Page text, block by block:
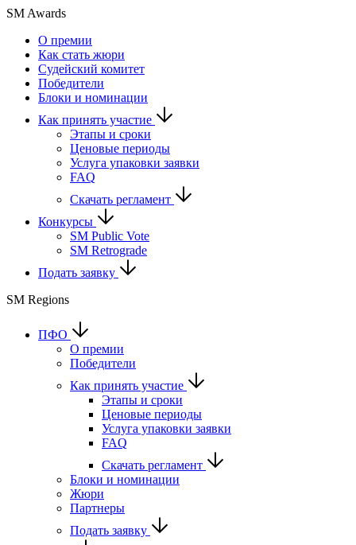
SM Awards
О премии
Как стать жюри
Судейский комитет
Победители
Блоки и номинации
Как принять участие
Этапы и сроки
Ценовые периоды
Услуга упаковки заявки
FAQ
Скачать регламент
Конкурсы
SM Public Vote
SM Retrograde
Подать заявку
SM Regions
ПФО
О премии
Победители
Как принять участие
Этапы и сроки
Ценовые периоды
Услуга упаковки заявки
FAQ
Скачать регламент
Блоки и номинации
Жюри
Партнеры
Подать заявку